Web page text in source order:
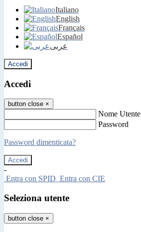
Italiano
English
Français
Español
عربى
Accedi
Accedi
button close ×
Nome Utente
Password
Password dimenticata?
-
Entra con SPID Entra con CIE
Seleziona utente
button close ×